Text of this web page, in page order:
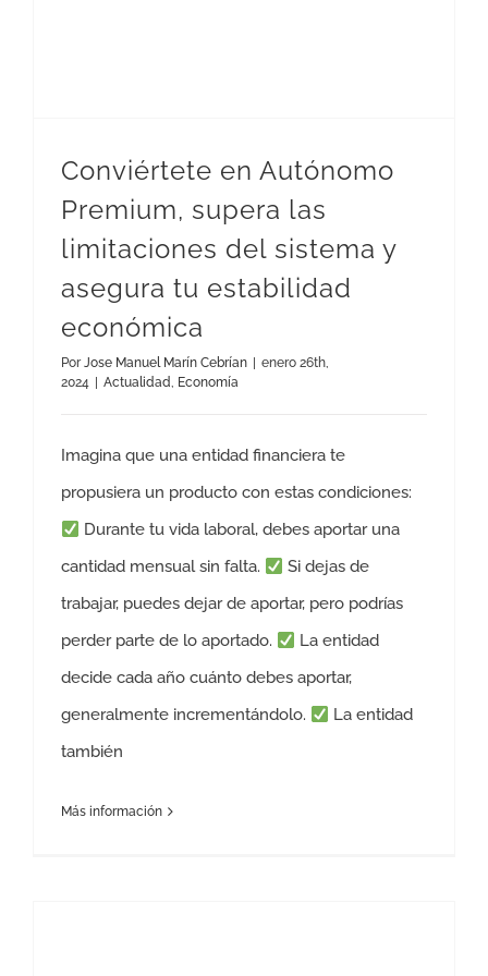
Conviértete en Autónomo
Premium, supera las
limitaciones del sistema y
asegura tu estabilidad
económica
PorJose Manuel Marín Cebrían
enero 26th,
2024
Actualidad, Economía
Imagina que una entidad financiera te
propusiera un producto con estas condiciones:
Durante tu vida laboral, debes aportar una
cantidad mensual sin falta.
Si dejas de
trabajar, puedes dejar de aportar, pero podrías
perder parte de lo aportado.
La entidad
decide cada año cuánto debes aportar,
generalmente incrementándolo.
La entidad
también
Más información